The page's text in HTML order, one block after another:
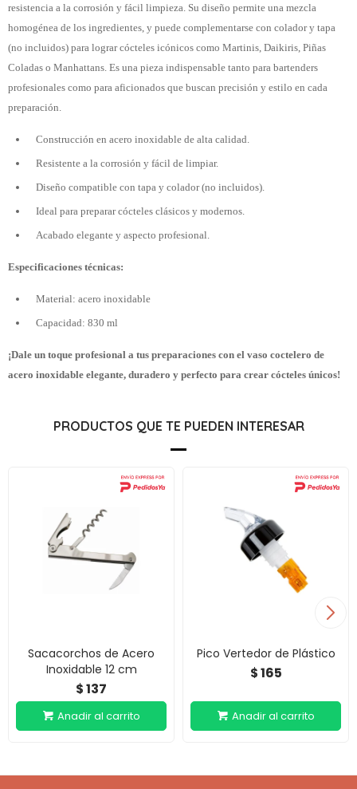
resistencia a la corrosión y fácil limpieza. Su diseño permite una mezcla
homogénea de los ingredientes, y puede complementarse con colador y tapa
(no incluidos) para lograr cócteles icónicos como Martinis, Daikiris, Piñas
Coladas o Manhattans. Es una pieza indispensable tanto para bartenders
profesionales como para aficionados que buscan precisión y estilo en cada
preparación.
Construcción en acero inoxidable de alta calidad.
Resistente a la corrosión y fácil de limpiar.
Diseño compatible con tapa y colador (no incluidos).
Ideal para preparar cócteles clásicos y modernos.
Acabado elegante y aspecto profesional.
Especificaciones técnicas:
Material: acero inoxidable
Capacidad: 830 ml
¡Dale un toque profesional a tus preparaciones con el vaso coctelero de
acero inoxidable elegante, duradero y perfecto para crear cócteles únicos!
PRODUCTOS QUE TE PUEDEN INTERESAR
Sacacorchos de Acero
Inoxidable 12 cm
$137
Pico Vertedor de Plástico
$165